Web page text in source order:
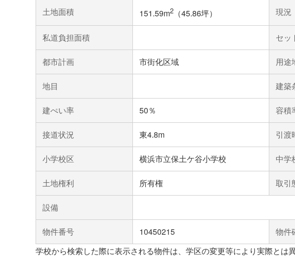
土地面積 151.59m2（45.86坪） 現況
私道負担面積 セッ
都市計画 市街化区域 用途
地目 建築
建ぺい率 50％ 容積
接道状況 東4.8m 引渡
小学校区 横浜市立保土ケ谷小学校 中学
土地権利 所有権 取引
設備
物件番号 10450215 物件
学校から検索した際に表示される物件は、学区の変更等により実際とは